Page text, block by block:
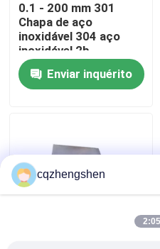
Fábrica
Controle de Qualidade
notícias
Pedir um orçamento
0.1 - 200 mm 301
Chapa de aço
inoxidável 304 aço
inoxidável 2b
acabamento AISI
Enviar inquérito
cqzhengshen